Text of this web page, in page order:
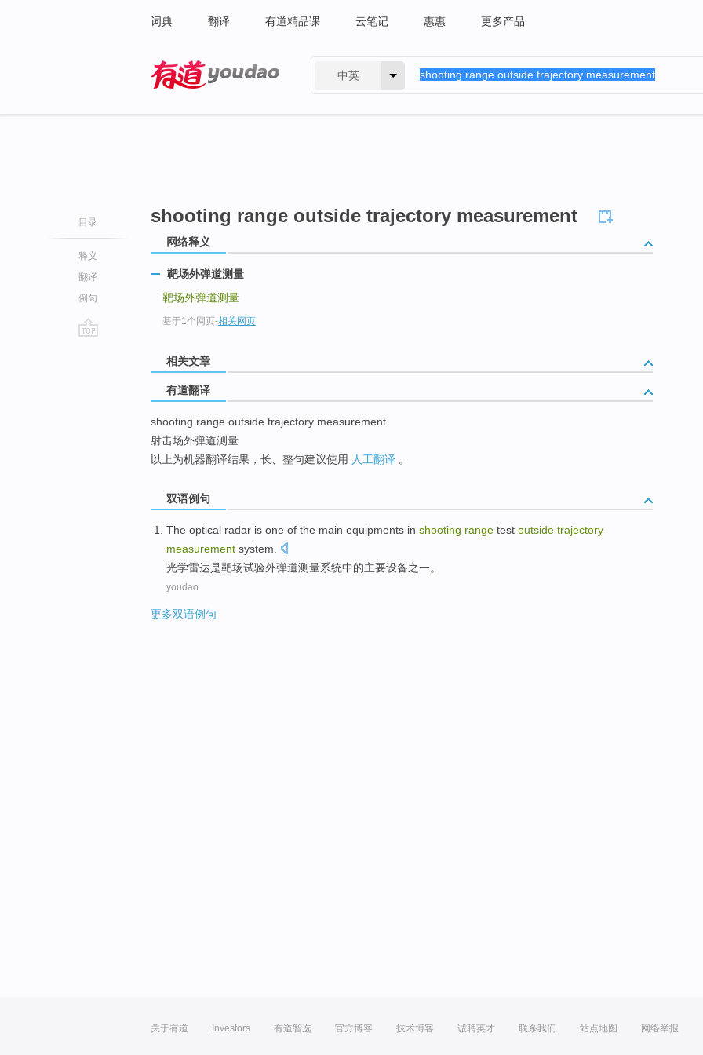
词典 翻译 有道精品课 云笔记 惠惠 更多产品
中英
目录
释义
翻译
例句
shooting range outside trajectory measurement
网络释义
靶场外弹道测量
靶场外弹道测量
基于1个网页-相关网页
相关文章
有道翻译
shooting range outside trajectory measurement
射击场外弹道测量
以上为机器翻译结果，长、整句建议使用 人工翻译 。
双语例句
The optical radar is one of the main equipments in shooting range test outside trajectory
measurement system
光学雷达是靶场试验外弹道测量系统中的主要设备之一。
youdao
更多双语例句
关于有道 Investors 有道智选 官方博客 技术博客 诚聘英才 联系我们 站点地图 网络举报